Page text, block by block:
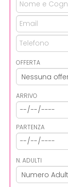
OFFERTA
ARRIVO
PARTENZA
N. ADULTI